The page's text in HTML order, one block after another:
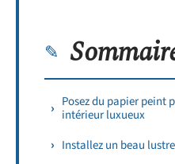
Posez du papier peint
intérieur luxueux
Installez un beau